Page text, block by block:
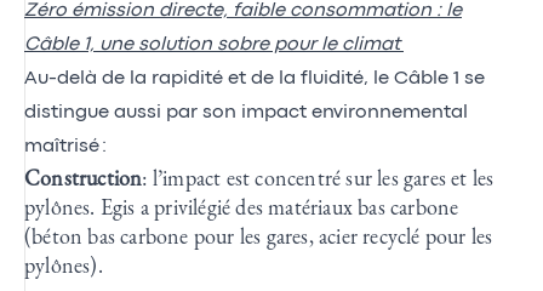
Zéro émission directe, faible consommation : le
Câble 1, une solution sobre pour le climat
Au-delà de la rapidité et de la fluidité, le Câble 1 se
distingue aussi par son impact environnemental
maîtrisé :
Construction: l’impact est concentré sur les gares et les
pylônes. Egis a privilégié des matériaux bas carbone
(béton bas carbone pour les gares, acier recyclé pour les
pylônes).